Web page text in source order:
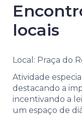
locais
Local: Praça do
Atividade
destacando a
incentivando a
um espaço de